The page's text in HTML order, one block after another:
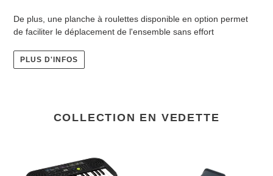
De plus, une planche à roulettes disponible en option permet
de faciliter le déplacement de l'ensemble sans effort
PLUS D'INFOS
COLLECTION EN VEDETTE